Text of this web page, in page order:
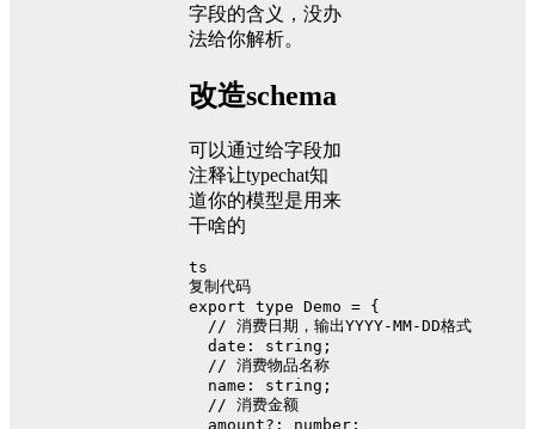
字段的含义，没办
法给你解析。
改造schema
可以通过给字段加
注释让typechat知
道你的模型是用来
干啥的
ts
复制代码
export type Demo = {
// 消费日期，输出YYYY-MM-DD格式
date : string ;
// 消费物品名称
name : string ;
// 消费金额
  amount?:
number ;